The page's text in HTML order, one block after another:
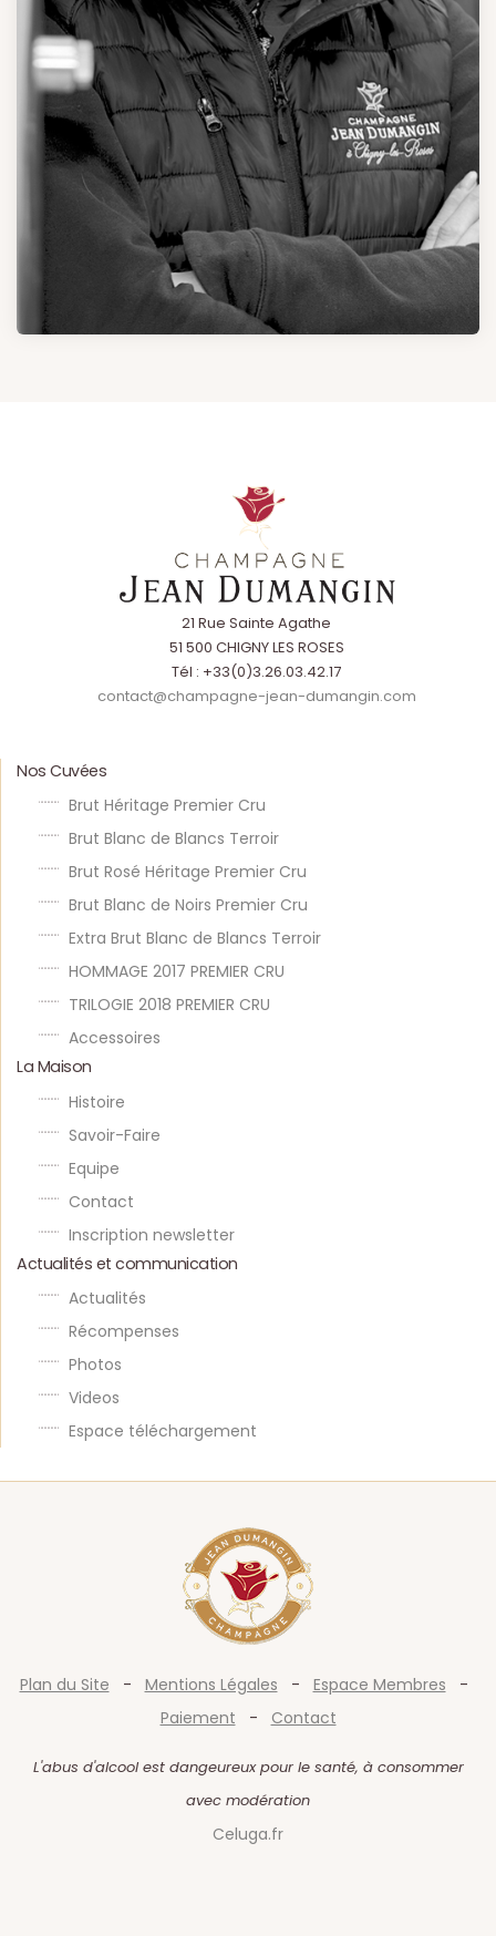
compétences en œnologie.
21 Rue Sainte Agathe
51 500 CHIGNY LES ROSES
Tél : +33(0)3.26.03.42.17
contact@champagne-jean-dumangin.com
Nos Cuvées
Brut Héritage Premier Cru
Brut Blanc de Blancs Terroir
Brut Rosé Héritage Premier Cru
Brut Blanc de Noirs Premier Cru
Extra Brut Blanc de Blancs Terroir
HOMMAGE 2017 PREMIER CRU
TRILOGIE 2018 PREMIER CRU
Accessoires
La Maison
Histoire
Savoir-Faire
Equipe
Contact
Inscription newsletter
Actualités et communication
Actualités
Récompenses
Photos
Videos
Espace téléchargement
Plan du Site - Mentions Légales - Espace Membres -
Paiement - Contact
L'abus d'alcool est dangeureux pour le santé, à consommer
avec modération
Celuga.fr